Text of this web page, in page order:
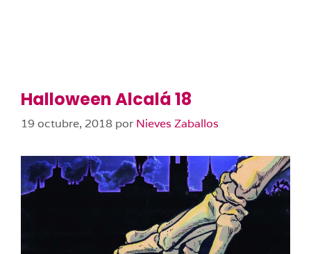
Halloween Alcalá 18
19 octubre, 2018 por Nieves Zaballos